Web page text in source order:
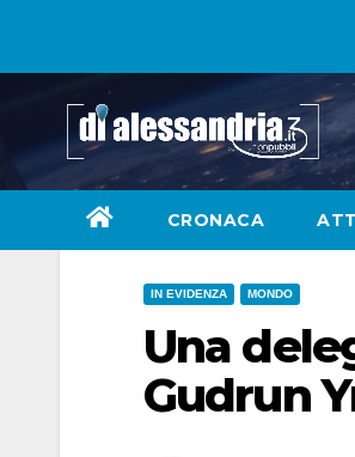
CRONACA
IN EVIDENZA MONDO
Una
Gudrun